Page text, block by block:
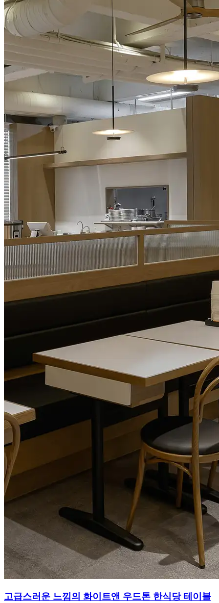
고급스러운 느낌의 화이트앤 우드톤 한식당 테이블